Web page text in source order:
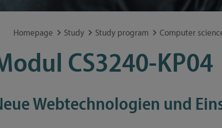
Special application concerns
Frequently asked questions
Homepage Study Study program Computer
CS3240-KP04
Webtechnologien und